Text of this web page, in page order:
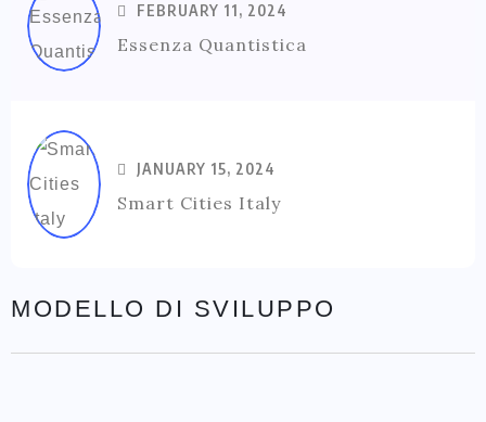
FEBRUARY 11, 2024
Essenza Quantistica
JANUARY 15, 2024
Smart Cities Italy
MODELLO DI SVILUPPO